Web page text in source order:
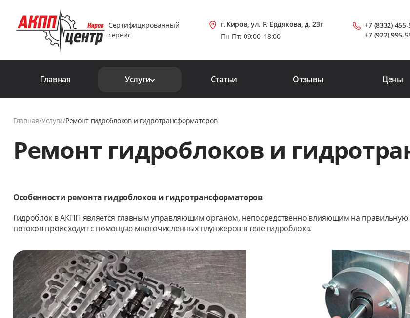
Сертифицированный
сервис
г. Киров, ул. Р. Ердякова, д. 23г
Пн-Пт: 09:00–18:00
+7 (8332)
+7 (922) 995-
Главная Услуги Статьи Отзывы Цены
Главная/Услуги/Ремонт гидроблоков и гидротрансформаторов
Ремонт гидроблоков и
Особенности ремонта гидроблоков и гидротрансформаторов
Гидроблок в АКПП является главным управляющим органом, непосредственно влияющим на правильную
потоков происходит с помощью многочисленных плунжеров в теле гидроблока.